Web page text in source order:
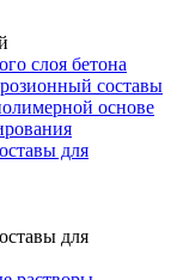
слоя бетона
составы
основе
для
для